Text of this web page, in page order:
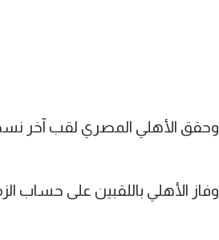
وحقق الأهلي المصري لقب آخر
وفاز الأهلي باللقبين على حساب